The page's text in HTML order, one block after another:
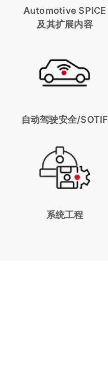
Automotive SPICE
及其扩展内容
自动驾驶安全/SOTIF
系统工程